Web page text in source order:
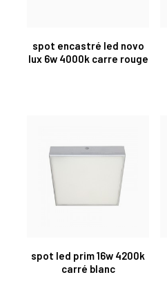
spot encastré led novo
lux 6w 4000k carre rouge
spot led prim 16w 4200k
carré blanc